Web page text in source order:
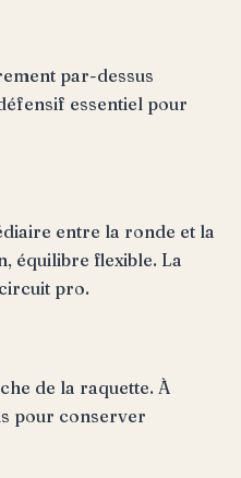
par-dessus
essentiel pour
entre la ronde et la
équilibre flexible. La
pro.
de la raquette. À
pour conserver